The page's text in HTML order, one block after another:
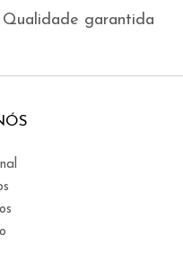
Qualidade garantida